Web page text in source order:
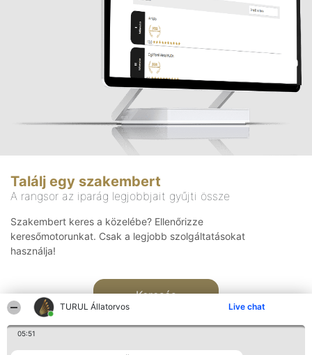
TURUL Állatorvos Live chat
05:51
Találj egy szakembert
A rangsor az iparág legjobbjait gyűjti össze
Szakembert keres a közelébe? Ellenőrizze
keresőmotorunkat. Csak a legjobb szolgáltatásokat
használja!
Keresés